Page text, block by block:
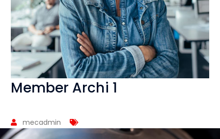
Member Archi 1
mecadmin